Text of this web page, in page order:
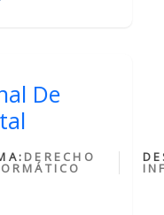
De
DERECHO